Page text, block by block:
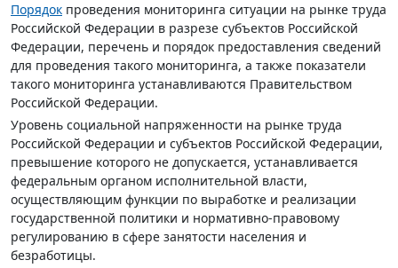
Порядок проведения мониторинга ситуации на рынке труда
Российской Федерации в разрезе субъектов Российской
Федерации, перечень и порядок предоставления сведений
для проведения такого мониторинга, а также показатели
такого мониторинга устанавливаются Правительством
Российской Федерации.
Уровень социальной напряженности на рынке труда
Российской Федерации и субъектов Российской Федерации,
превышение которого не допускается, устанавливается
федеральным органом исполнительной власти,
осуществляющим функции по выработке и реализации
государственной политики и нормативно-правовому
регулированию в сфере занятости населения и
безработицы.